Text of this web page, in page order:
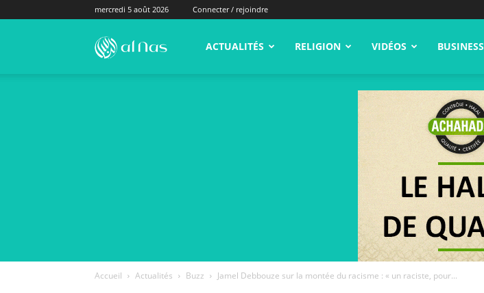
mercredi 5 août 2026 Connecter / rejoindre
alNas.fr ACTUALITÉS RELIGION VIDÉOS BUSINESS
Accueil Actualités Buzz Jamel Debbouze sur la montée du racisme : « un raciste, pour...